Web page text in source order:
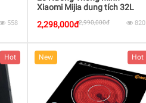
558
Xiaomi Mijia dung tích 32L
2,298,000đ2,990,000đ 820
Hot New Hot